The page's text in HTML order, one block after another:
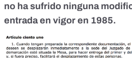
no ha sufrido ninguna
entrada en vigor en 1985.